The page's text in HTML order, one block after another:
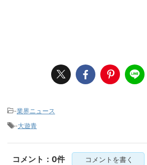
-業界ニュース
-大遊青
コメント：0件 コメントを書く